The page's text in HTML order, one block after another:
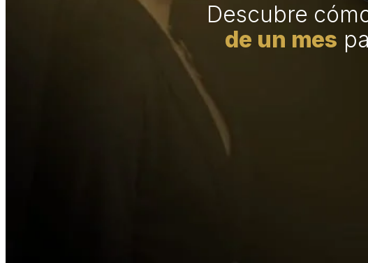
Descubre
de un mes